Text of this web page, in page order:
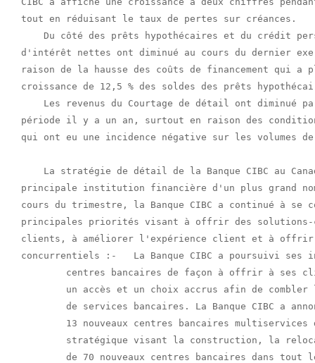
tout en réduisant le taux de pertes sur créances.
Du côté des prêts hypothécaires et du crédit
d'intérêt nettes ont diminué au cours du dernier
raison de la hausse des coûts de financement qui a
croissance de 12,5 % des soldes des prêts
Les revenus du Courtage de détail ont diminué
période il y a un an, surtout en raison des
qui ont eu une incidence négative sur les volumes
La stratégie de détail de la Banque CIBC au
principale institution financière d'un plus grand
cours du trimestre, la Banque CIBC a continué à se
principales priorités visant à offrir des solutions-
clients, à améliorer l'expérience client et à offrir
concurrentiels :-   La Banque CIBC a poursuivi ses
centres bancaires de façon à offrir à ses
un accès et un choix accrus afin de combler
de services bancaires. La Banque CIBC a
13 nouveaux centres bancaires multiservices
stratégique visant la construction, la
de 70 nouveaux centres bancaires dans tout